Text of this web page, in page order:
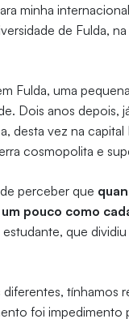
minha
de Fulda,
Fulda, uma
Dois anos
desta vez na
cosmopolita e
perceber que
pouco como
estudante, que
tínhamos
foi impedimento